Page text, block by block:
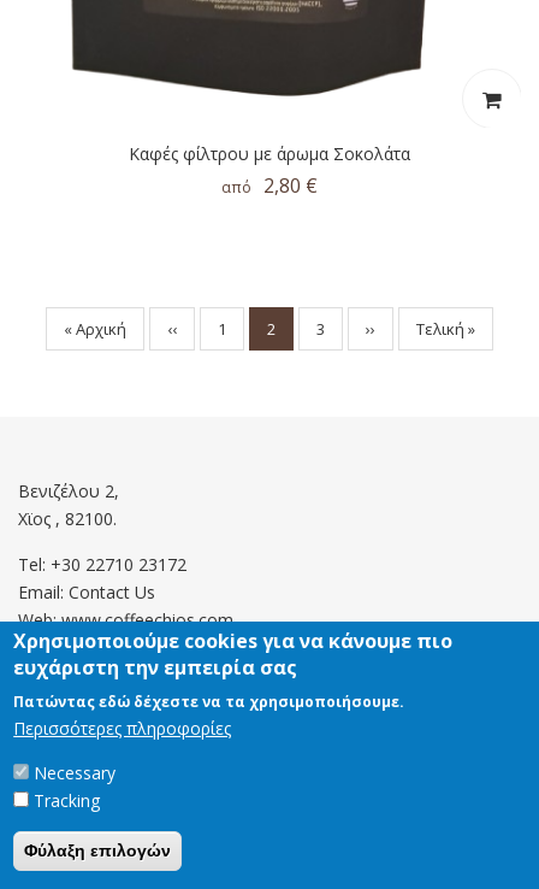
Καφές φίλτρου με άρωμα Σοκολάτα
από 2,80 €
Σελιδοποίηση
First
page
« Αρχική
Προηγούμενη
σελίδα
‹‹ Σελίδα
1
Τρέχουσα
σελίδα
2 Σελίδα
3
Next
page
››
Last
page
Τελική »
Βενιζέλου 2,
Χϊος , 82100.
Tel: +30 22710 23172
Email: Contact Us
Web: www.coffeechios.com
Οροι χρήσης
Πολιτική επιστροφών
Copyright © 2021 CoffeeChios. All rights reserved.
Χρησιμοποιούμε cookies για να κάνουμε πιο
ευχάριστη την εμπειρία σας
Πατώντας εδώ δέχεστε να τα χρησιμοποιήσουμε.
Περισσότερες πληροφορίες
Necessary
Tracking
Φύλαξη επιλογών